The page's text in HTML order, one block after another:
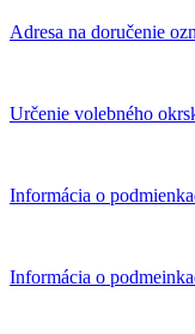
Adresa na doručenie
Určenie volebného
Informácia o
Informácia o